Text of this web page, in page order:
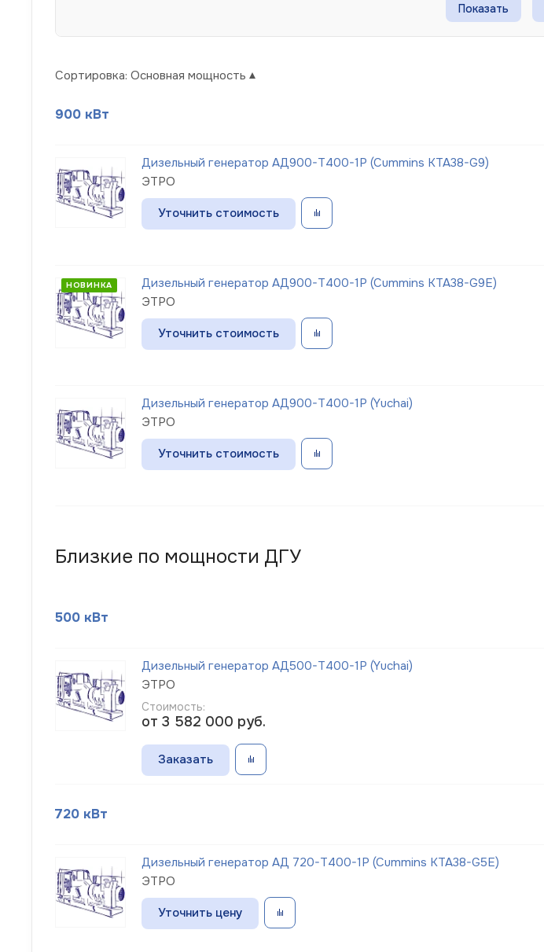
Сортировка: Основная мощность
900 кВт
Дизельный генератор АД900-Т400-1Р (Cummins KTA38-G9)
ЭТРО
Уточнить стоимость
НОВИНКА
Дизельный генератор АД900-Т400-1Р (Cummins KTA38-G9E)
ЭТРО
Уточнить стоимость
Дизельный генератор АД900-Т400-1Р (Yuchai)
ЭТРО
Уточнить стоимость
Близкие по мощности ДГУ
500 кВт
Дизельный генератор АД500-Т400-1Р (Yuchai)
ЭТРО
Стоимость:
от 3 582 000 руб.
Заказать
720 кВт
Дизельный генератор АД 720-Т400-1Р (Cummins KTA38-G5E)
ЭТРО
Уточнить цену